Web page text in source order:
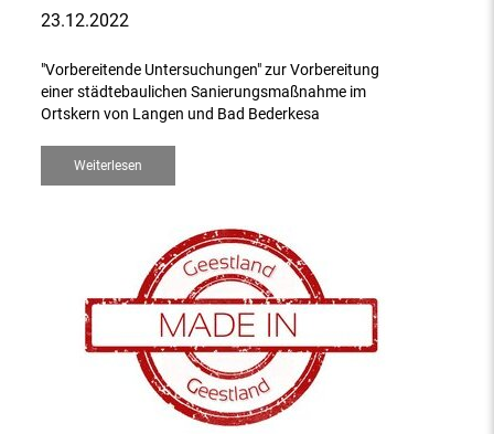
23.12.2022
"Vorbereitende Untersuchungen" zur Vorbereitung
einer städtebaulichen Sanierungsmaßnahme im
Ortskern von Langen und Bad Bederkesa
Weiterlesen